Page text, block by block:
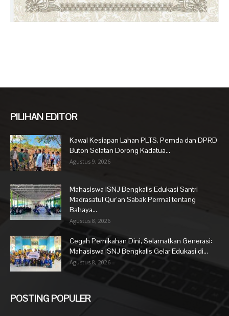
PILIHAN EDITOR
Kawal Kesiapan Lahan PLTS, Pemda dan DPRD
Buton Selatan Dorong Kadatua...
Agustus 9, 2026
Mahasiswa ISNJ Bengkalis Edukasi Santri
Madrasatul Qur’an Sabak Permai tentang
Bahaya...
Agustus 8, 2026
Cegah Pernikahan Dini, Selamatkan Generasi:
Mahasiswa ISNJ Bengkalis Gelar Edukasi di...
Agustus 8, 2026
POSTING POPULER